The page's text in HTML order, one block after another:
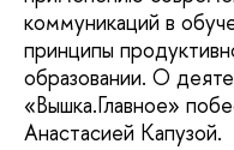
коммуникаций в
принципы
образовании. О
«Вышка.Главное»
Анастасией Капузой.